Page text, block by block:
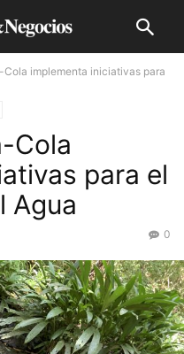
Cola implementa iniciativas para
Cola
para el
Agua
0